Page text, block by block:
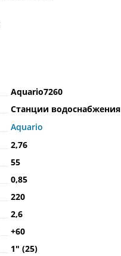
Aquario7260
Станции водоснабжения
Aquario
2,76
55
0,85
220
2,6
+60
1ʺ (25)